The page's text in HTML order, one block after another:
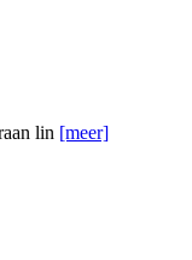
lin [meer]